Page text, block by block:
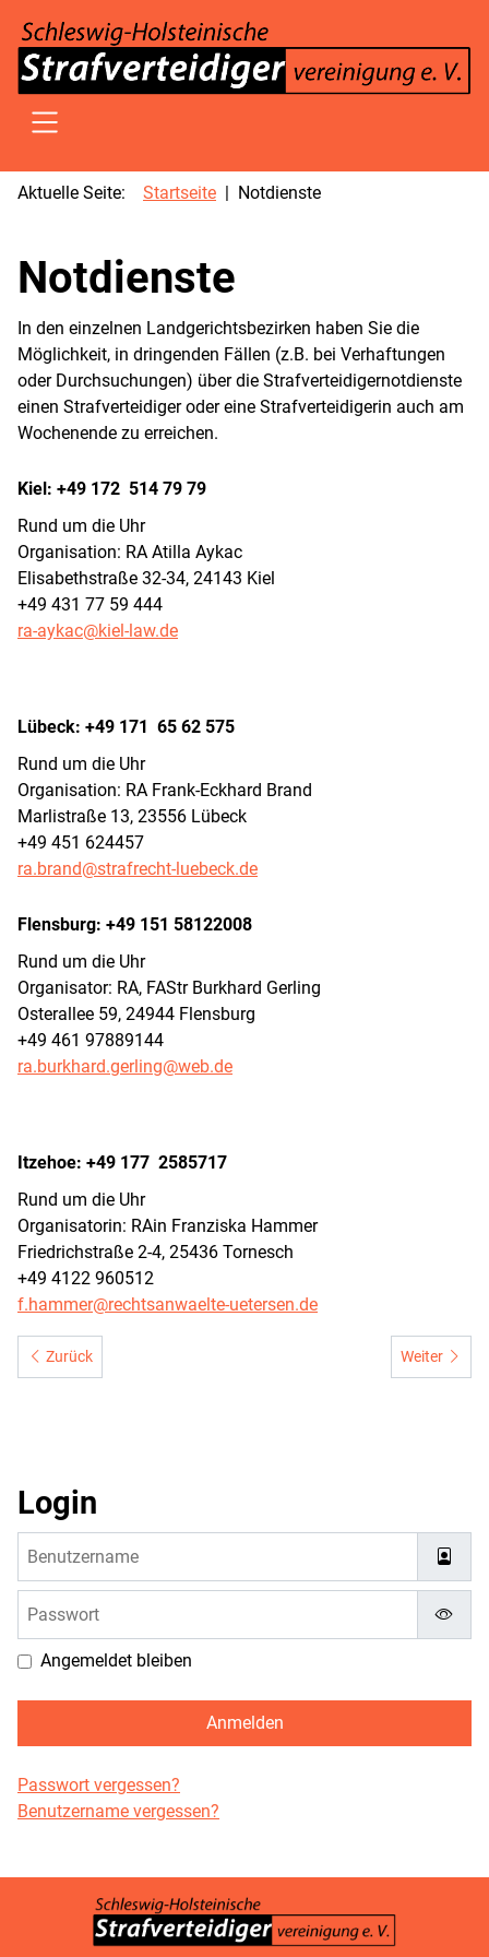
SKIP TO MAIN CONTENT
Aktuelle Seite: Startseite Notdienste
Notdienste
In den einzelnen Landgerichtsbezirken haben Sie die
Möglichkeit, in dringenden Fällen (z.B. bei Verhaftungen
oder Durchsuchungen) über die Strafverteidigernotdienste
einen Strafverteidiger oder eine Strafverteidigerin auch am
Wochenende zu erreichen.
Kiel: +49 172 514 79 79
Rund um die Uhr
Organisation: RA Atilla Aykac
Elisabethstraße 32-34, 24143 Kiel
+49 431 77 59 444
ra-aykac@kiel-law.de
Lübeck: +49 171 65 62 575
Rund um die Uhr
Organisation: RA Frank-Eckhard Brand
Marlistraße 13, 23556 Lübeck
+49 451 624457
ra.brand@strafrecht-luebeck.de
Flensburg: +49 151 58122008
Rund um die Uhr
Organisator: RA, FAStr Burkhard Gerling
Osterallee 59, 24944 Flensburg
+49 461 97889144
ra.burkhard.gerling@web.de
Itzehoe: +49 177 2585717
Rund um die Uhr
Organisatorin: RAin Franziska Hammer
Friedrichstraße 2-4, 25436 Tornesch
+49 4122 960512
f.hammer@rechtsanwaelte-uetersen.de
Vorheriger Beitrag: Mitglied werden
Zurück Nächster
Weiter
Login
Angemeldet bleiben
Anmelden
Passwort vergessen?
Benutzername vergessen?